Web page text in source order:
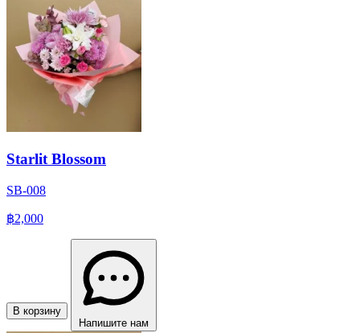
Starlit Blossom
SB-008
฿2,000
В корзину
Напишите нам